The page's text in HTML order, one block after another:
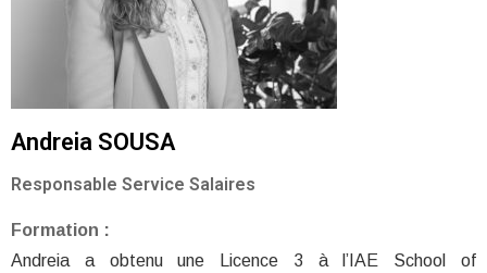
Andreia SOUSA
Responsable Service Salaires
Formation :
Andreia a obtenu une Licence 3 à l’IAE School of